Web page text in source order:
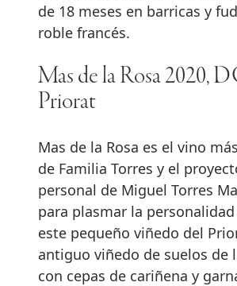
de 18 meses en barricas y
roble francés.
Mas de la Rosa 2020,
Priorat
Mas de la Rosa es el vino
de Familia Torres y el
personal de Miguel Torres
para plasmar la
este pequeño viñedo del
antiguo viñedo de suelos de
con cepas de cariñena y